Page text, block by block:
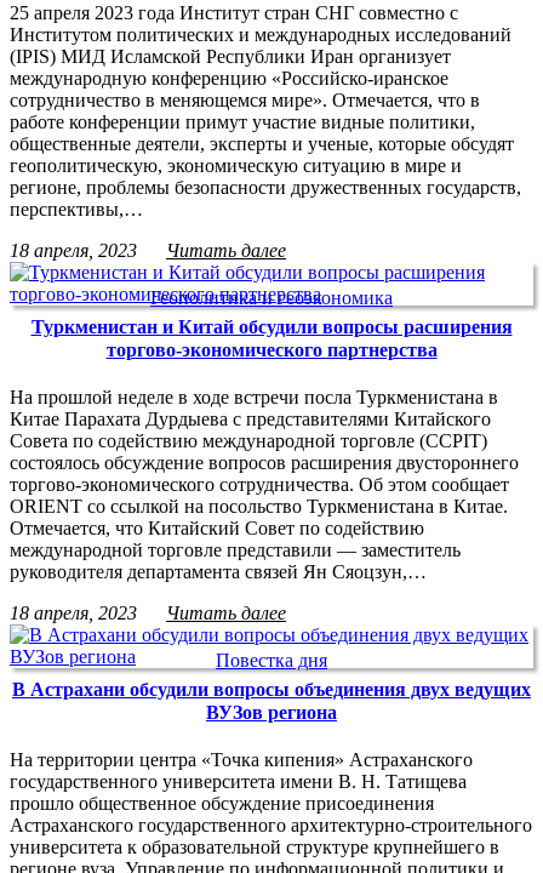
25 апреля 2023 года Институт стран СНГ совместно с
Институтом политических и международных исследований
(IPIS) МИД Исламской Республики Иран организует
международную конференцию «Российско-иранское
сотрудничество в меняющемся мире». Отмечается, что в
работе конференции примут участие видные политики,
общественные деятели, эксперты и ученые, которые обсудят
геополитическую, экономическую ситуацию в мире и
регионе, проблемы безопасности дружественных государств,
перспективы,…
18 апреля, 2023
Читать далее
Геополитика и геоэкономика
Туркменистан и Китай обсудили вопросы расширения
торгово-экономического партнерства
На прошлой неделе в ходе встречи посла Туркменистана в
Китае Парахата Дурдыева с представителями Китайского
Совета по содействию международной торговле (CCPIT)
состоялось обсуждение вопросов расширения двустороннего
торгово-экономического сотрудничества. Об этом сообщает
ORIENT со ссылкой на посольство Туркменистана в Китае.
Отмечается, что Китайский Совет по содействию
международной торговле представили — заместитель
руководителя департамента связей Ян Сяоцзун,…
18 апреля, 2023
Читать далее
Повестка дня
В Астрахани обсудили вопросы объединения двух ведущих
ВУЗов региона
На территории центра «Точка кипения» Астраханского
государственного университета имени В. Н. Татищева
прошло общественное обсуждение присоединения
Астраханского государственного архитектурно-строительного
университета к образовательной структуре крупнейшего в